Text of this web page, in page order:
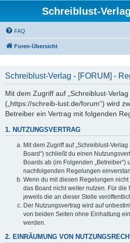
Schreiblust-
FAQ
Foren-Übersicht
Schreiblust-Verlag - [FORUM] -
Mit dem Zugriff auf „Schreiblust-Verlag
(„https://schreib-lust.de/forum“) wird
Betreiber ein Vertrag mit folgenden
1. NUTZUNGSVERTRAG
Mit dem Zugriff auf „Schreiblust-
Board“) schließt du einen
Boards ab (im Folgenden „Betreiber“)
nachfolgenden Regelungen
Wenn du mit diesen Regelungen
das Board nicht weiter nutzen. Für die
jeweils die an dieser Stelle
Der Nutzungsvertrag wird auf
von beiden Seiten ohne Einhaltung
werden.
2. EINRÄUMUNG VON